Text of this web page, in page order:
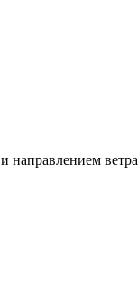
направлением ветра